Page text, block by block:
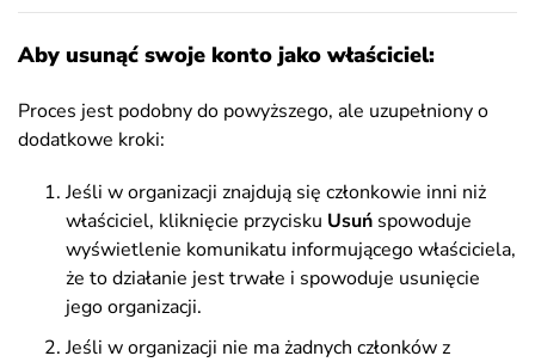
Aby usunąć swoje konto jako właściciel:
Proces jest podobny do powyższego, ale uzupełniony o
dodatkowe kroki:
Jeśli w organizacji znajdują się członkowie inni niż
właściciel, kliknięcie przycisku Usuń spowoduje
wyświetlenie komunikatu informującego właściciela,
że to działanie jest trwałe i spowoduje usunięcie
jego organizacji.
Jeśli w organizacji nie ma żadnych członków z